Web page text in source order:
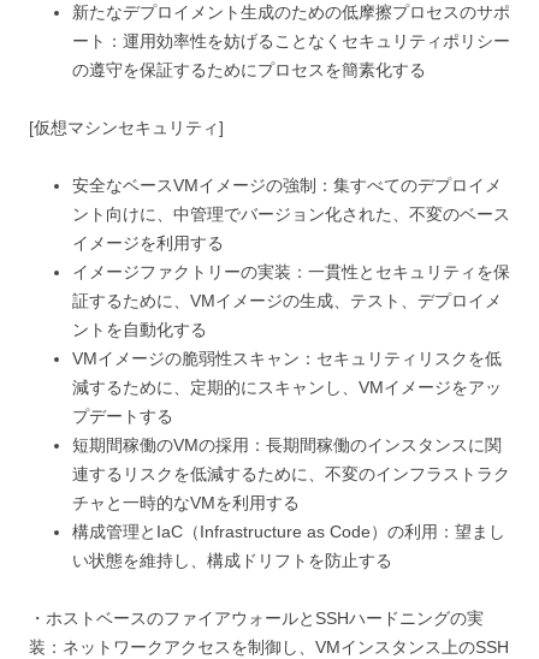
新たなデプロイメント生成のための低摩擦プロセスのサポ
ート：運用効率性を妨げることなくセキュリティポリシー
の遵守を保証するためにプロセスを簡素化する
[仮想マシンセキュリティ]
安全なベースVMイメージの強制：集すべてのデプロイメ
ント向けに、中管理でバージョン化された、不変のベース
イメージを利用する
イメージファクトリーの実装：一貫性とセキュリティを保
証するために、VMイメージの生成、テスト、デプロイメ
ントを自動化する
VMイメージの脆弱性スキャン：セキュリティリスクを低
減するために、定期的にスキャンし、VMイメージをアッ
プデートする
短期間稼働のVMの採用：長期間稼働のインスタンスに関
連するリスクを低減するために、不変のインフラストラク
チャと一時的なVMを利用する
構成管理とIaC（Infrastructure as Code）の利用：望まし
い状態を維持し、構成ドリフトを防止する
・ホストベースのファイアウォールとSSHハードニングの実
装：ネットワークアクセスを制御し、VMインスタンス上のSSH